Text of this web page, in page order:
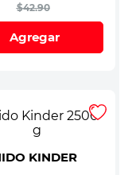
$42.90
Agregar
KINDER